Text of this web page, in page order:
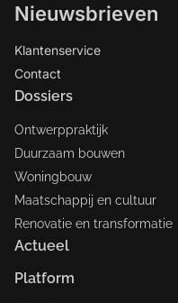
Nieuwsbrieven
Klantenservice
Contact
Dossiers
Ontwerppraktijk
Duurzaam bouwen
Woningbouw
Maatschappij en cultuur
Renovatie en transformatie
Actueel
Platform